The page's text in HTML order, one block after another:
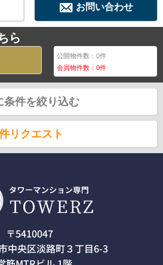
お問い合わせ
ら
公開物件数：0件
会員物件数：0件
条件を絞り込む
リクエスト
〒5410047
中央区淡路町３丁目6-3